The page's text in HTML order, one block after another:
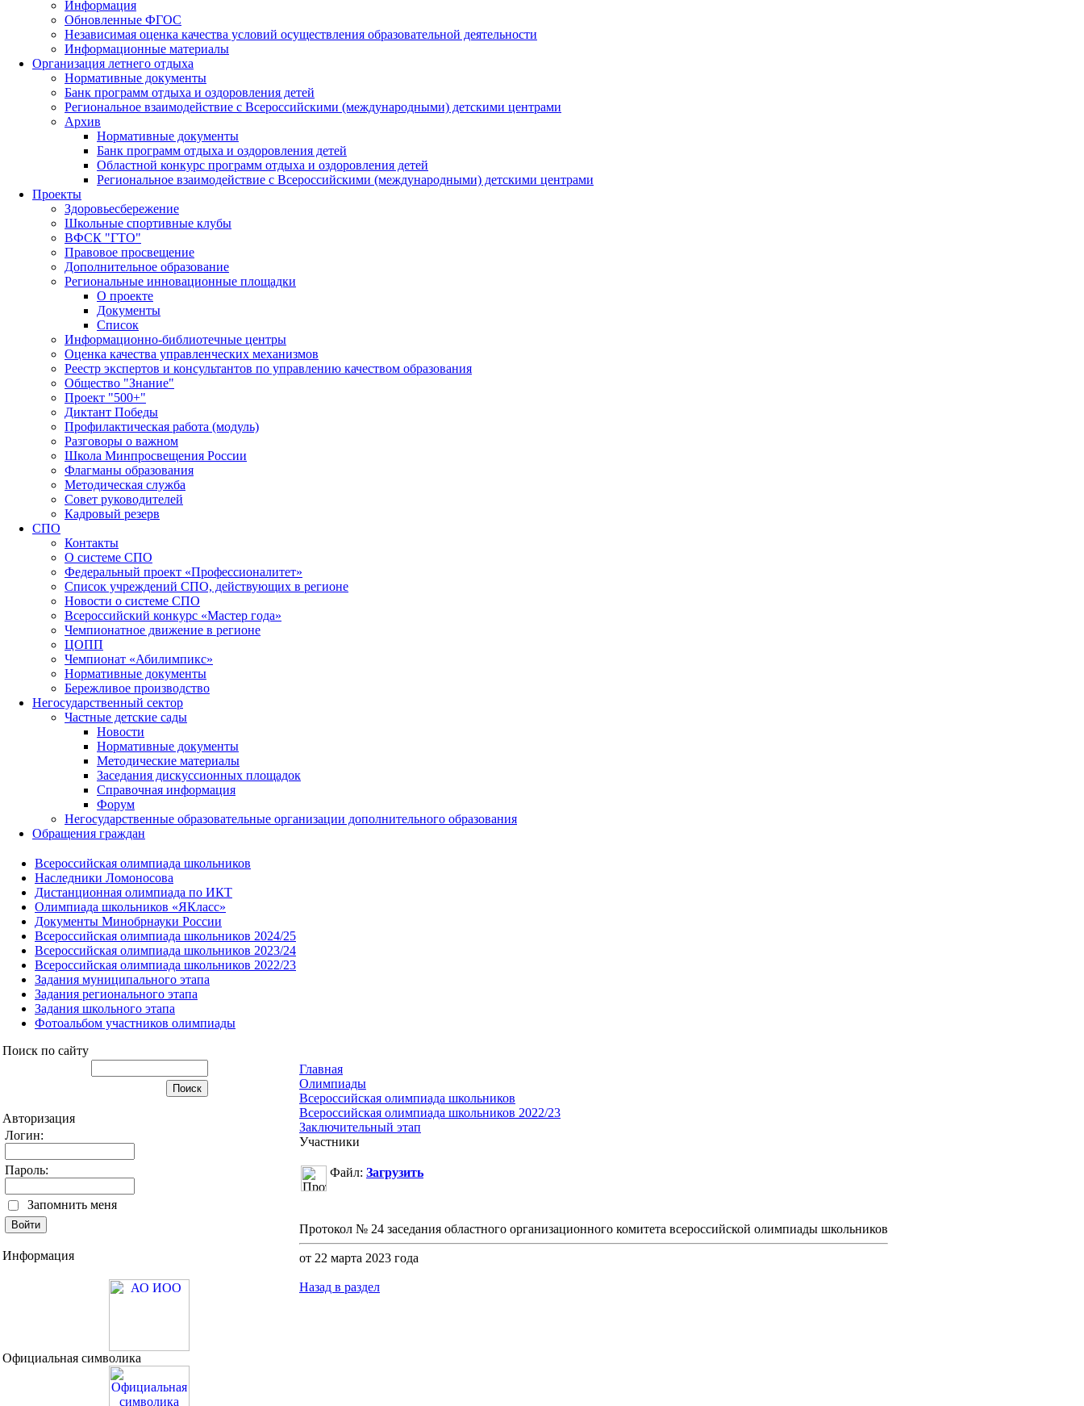
Информация
Обновленные ФГОС
Независимая оценка качества условий осуществления образовательной деятельности
Информационные материалы
Организация летнего отдыха
Нормативные документы
Банк программ отдыха и оздоровления детей
Региональное взаимодействие с Всероссийскими (международными) детскими центрами
Архив
Нормативные документы
Банк программ отдыха и оздоровления детей
Областной конкурс программ отдыха и оздоровления детей
Региональное взаимодействие с Всероссийскими (международными) детскими центрами
Проекты
Здоровьесбережение
Школьные спортивные клубы
ВФСК "ГТО"
Правовое просвещение
Дополнительное образование
Региональные инновационные площадки
О проекте
Документы
Список
Информационно-библиотечные центры
Оценка качества управленческих механизмов
Реестр экспертов и консультантов по управлению качеством образования
Общество "Знание"
Проект "500+"
Диктант Победы
Профилактическая работа (модуль)
Разговоры о важном
Школа Минпросвещения России
Флагманы образования
Методическая служба
Совет руководителей
Кадровый резерв
СПО
Контакты
О системе СПО
Федеральный проект «Профессионалитет»
Список учреждений СПО, действующих в регионе
Новости о системе СПО
Всероссийский конкурс «Мастер года»
Чемпионатное движение в регионе
ЦОПП
Чемпионат «Абилимпикс»
Нормативные документы
Бережливое производство
Негосударственный сектор
Частные детские сады
Новости
Нормативные документы
Методические материалы
Заседания дискуссионных площадок
Справочная информация
Форум
Негосударственные образовательные организации дополнительного образования
Обращения граждан
Всероссийская олимпиада школьников
Наследники Ломоносова
Дистанционная олимпиада по ИКТ
Олимпиада школьников «ЯКласс»
Документы Минобрнауки России
Всероссийская олимпиада школьников 2024/25
Всероссийская олимпиада школьников 2023/24
Всероссийская олимпиада школьников 2022/23
Задания муниципального этапа
Задания регионального этапа
Задания школьного этапа
Фотоальбом участников олимпиады
Поиск по сайту
Авторизация
Логин:
Пароль:
Запомнить меня
Информация
Официальная символика
Главная
Олимпиады
Всероссийская олимпиада школьников
Всероссийская олимпиада школьников 2022/23
Заключительный этап
Участники
Файл: Загрузить
Протокол № 24 заседания областного организационного комитета всероссийской олимпиады школьников
от 22 марта 2023 года
Назад в раздел